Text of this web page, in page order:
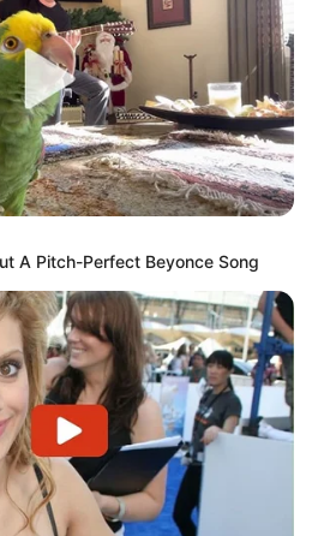
A Pitch-Perfect Beyonce Song